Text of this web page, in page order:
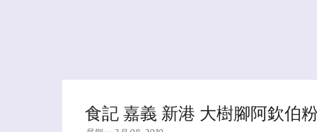
食記 嘉義 新港 大樹腳阿欽伯